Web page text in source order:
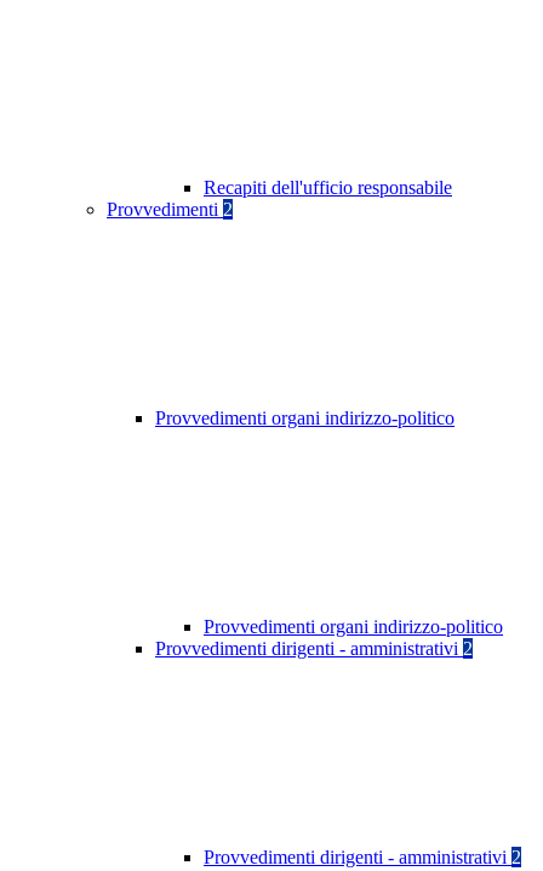
Recapiti dell'ufficio responsabile
Provvedimenti 2
Provvedimenti organi indirizzo-politico
Provvedimenti organi indirizzo-politico
Provvedimenti dirigenti - amministrativi 2
Provvedimenti dirigenti - amministrativi 2